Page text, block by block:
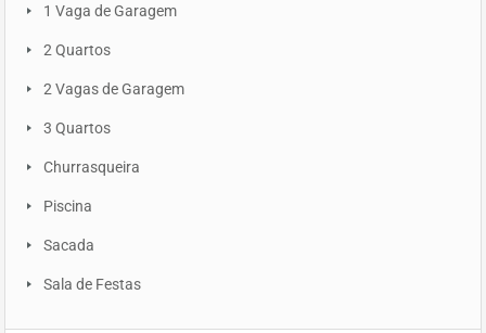
1 Vaga de Garagem
2 Quartos
2 Vagas de Garagem
3 Quartos
Churrasqueira
Piscina
Sacada
Sala de Festas